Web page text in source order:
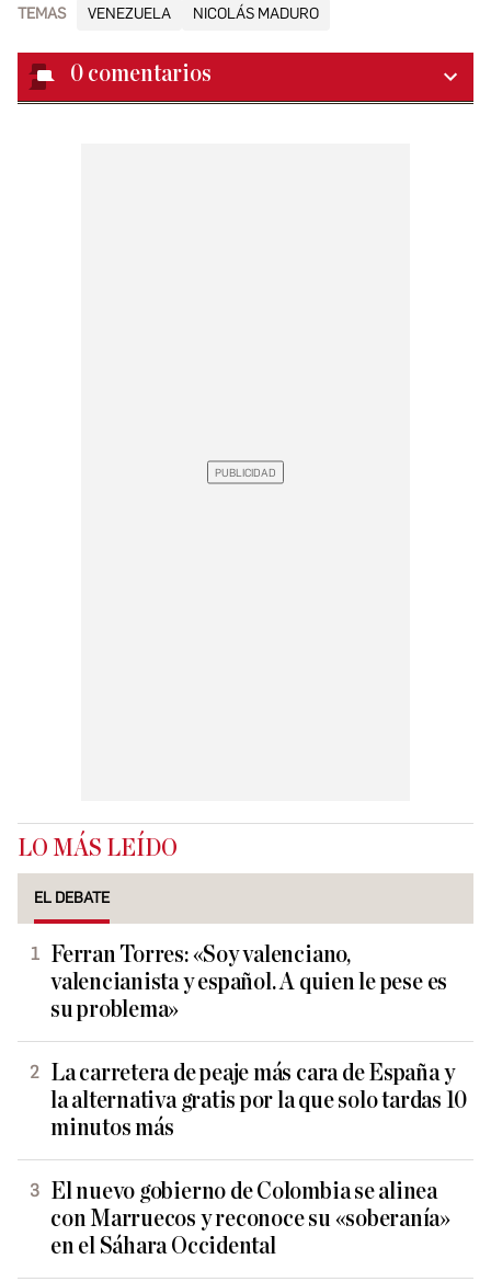
TEMAS VENEZUELA NICOLÁS MADURO
0 comentarios
LO MÁS LEÍDO
EL DEBATE
Ferran Torres: «Soy valenciano,
valencianista y español. A quien le pese es
su problema»
La carretera de peaje más cara de España y
la alternativa gratis por la que solo tardas 10
minutos más
El nuevo gobierno de Colombia se alinea
con Marruecos y reconoce su «soberanía»
en el Sáhara Occidental